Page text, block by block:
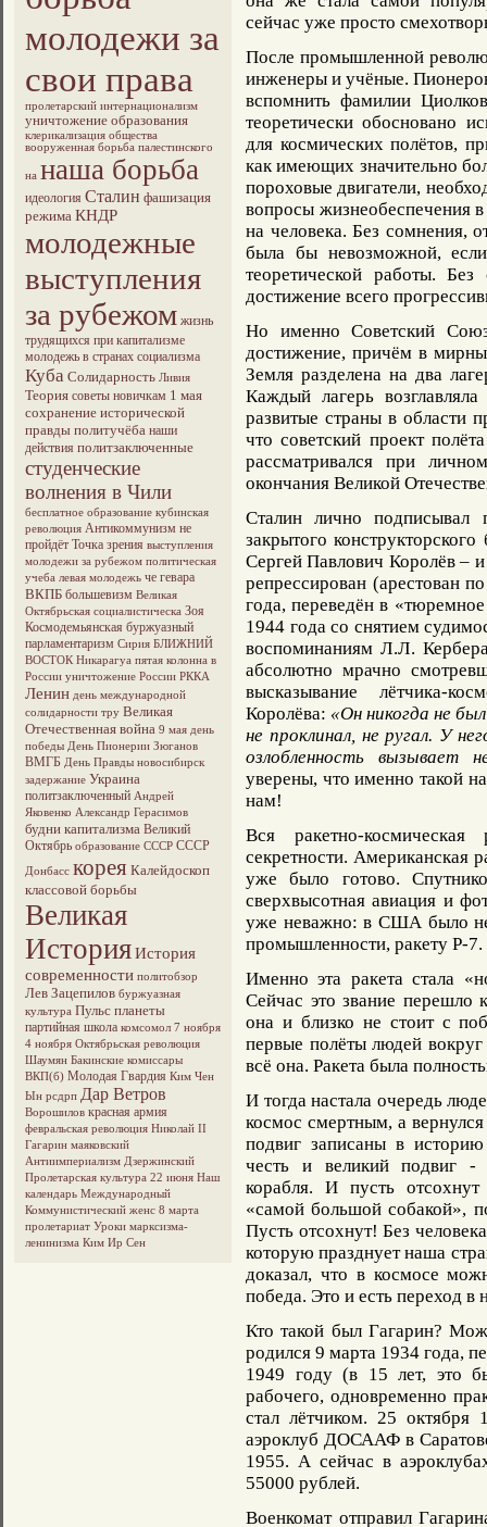
молодежи за
свои права
пролетарский интернационализм
уничтожение образования
клерикализация общества
вооруженная борьба палестинского
на наша борьба
идеология Сталин фашизация
режима КНДР
молодежные
выступления
за рубежом жизнь
трудящихся при капитализме
молодежь в странах социализма
Куба Солидарность Ливия
Теория советы новичкам 1 мая
сохранение исторической
правды политучёба наши
действия политзаключенные
студенческие
волнения в Чили
бесплатное образование кубинская
революция Антикоммунизм не
пройдёт Точка зрения выступления
молодежи за рубежом политическая
учеба левая молодежь че гевара
ВКПБ большевизм Великая
Октябрьская социалистическа Зоя
Космодемьянская буржуазный
парламентаризм Сирия БЛИЖНИЙ
ВОСТОК Никарагуа пятая колонна в
России уничтожение России РККА
Ленин день международной
солидарности тру Великая
Отечественная война 9 мая день
победы День Пионерии Зюганов
ВМГБ День Правды новосибирск
задержание Украина
политзаключенный Андрей
Яковенко Александр Герасимов
будни капитализма Великий
Октябрь образование СССР СССР
Донбасс корея Калейдоскоп
классовой борьбы
Великая
ИсторияИстория
современности политобзор
Лев Зацепилов буржуазная
культура Пульс планеты
партийная школа комсомол 7 ноября
4 ноября Октябрьская революция
Шаумян Бакинские комиссары
ВКП(б) Молодая Гвардия Ким Чен
Ын рсдрп Дар Ветров
Ворошилов красная армия
февральская революция Николай II
Гагарин маяковский
Антиимпериализм Дзержинский
Пролетарская культура 22 июня Наш
календарь Международный
Коммунистический женс 8 марта
пролетариат Уроки марксизма-
ленинизма Ким Ир Сен
сейчас уже просто
После промышленной
инженеры и учёные.
вспомнить фамилии
теоретически обосновано
для космических полётов,
как имеющих значительно
пороховые двигатели,
вопросы жизнеобеспечения
на человека. Без сомнения,
была бы невозможной,
теоретической работы.
достижение всего
Но именно Советский Союз
достижение, причём в
Земля разделена на два
Каждый лагерь
развитые страны в области
что советский проект
рассматривался при
окончания Великой
Сталин лично подписывал
закрытого
Сергей Павлович Королёв –
репрессирован (арестован
года, переведён в
1944 года со снятием
воспоминаниям Л.Л.
абсолютно мрачно
высказывание лётчика-
Королёва: «Он никогда не
не проклинал, не ругал. У
озлобленность вызывает
уверены, что именно такой
нам!
Вся ракетно-
секретности. Американская
уже было готово.
сверхвысотная авиация и
уже неважно: в США было
промышленности, ракету Р-7.
Именно эта ракета стала
Сейчас это звание перешло
она и близко не стоит с
первые полёты людей
всё она. Ракета была
И тогда настала очередь
космос смертным, а
подвиг записаны в
честь и великий подвиг -
корабля. И пусть
«самой большой собакой»,
Пусть отсохнут! Без
которую празднует наша
доказал, что в космосе
победа. Это и есть переход в
Кто такой был Гагарин?
родился 9 марта 1934 года,
1949 году (в 15 лет, это
рабочего, одновременно
стал лётчиком. 25 октября
аэроклуб ДОСААФ в
1955. А сейчас в
55000 рублей.
Военкомат отправил